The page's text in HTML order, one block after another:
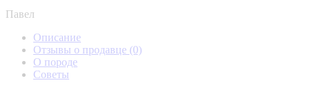
Павел
Описание
Отзывы о продавце (0)
О породе
Советы